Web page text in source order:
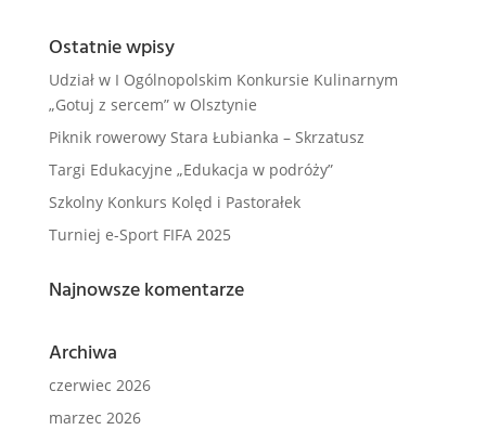
Ostatnie wpisy
Udział w I Ogólnopolskim Konkursie Kulinarnym
„Gotuj z sercem” w Olsztynie
Piknik rowerowy Stara Łubianka – Skrzatusz
Targi Edukacyjne „Edukacja w podróży”
Szkolny Konkurs Kolęd i Pastorałek
Turniej e-Sport FIFA 2025
Najnowsze komentarze
Archiwa
czerwiec 2026
marzec 2026